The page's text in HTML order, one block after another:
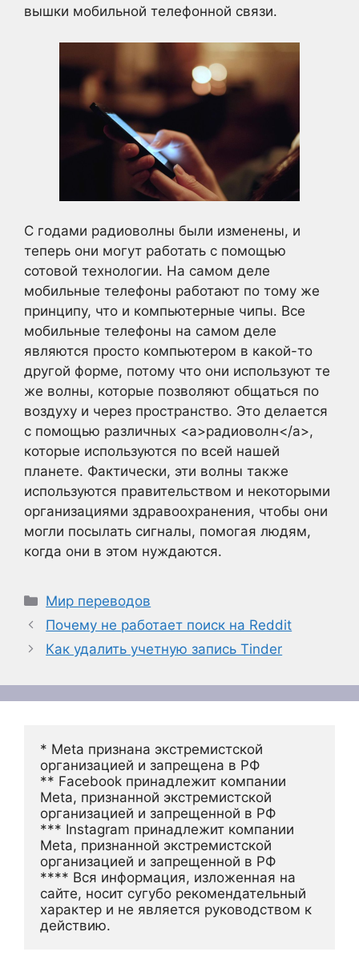
вышки мобильной телефонной связи.
С годами радиоволны были изменены, и
теперь они могут работать с помощью
сотовой технологии. На самом деле
мобильные телефоны работают по тому же
принципу, что и компьютерные чипы. Все
мобильные телефоны на самом деле
являются просто компьютером в какой-то
другой форме, потому что они используют те
же волны, которые позволяют общаться по
воздуху и через пространство. Это делается
с помощью различных <a>радиоволн</a>,
которые используются по всей нашей
планете. Фактически, эти волны также
используются правительством и некоторыми
организациями здравоохранения, чтобы они
могли посылать сигналы, помогая людям,
когда они в этом нуждаются.
Рубрики
Мир переводов
Почему не работает поиск на Reddit
Как удалить учетную запись Tinder
* Meta признана экстремистской
организацией и запрещена в РФ
** Facebook принадлежит компании
Meta, признанной экстремистской
организацией и запрещенной в РФ
*** Instagram принадлежит компании
Meta, признанной экстремистской
организацией и запрещенной в РФ
**** Вся информация, изложенная на
сайте, носит сугубо рекомендательный
характер и не является руководством к
действию.